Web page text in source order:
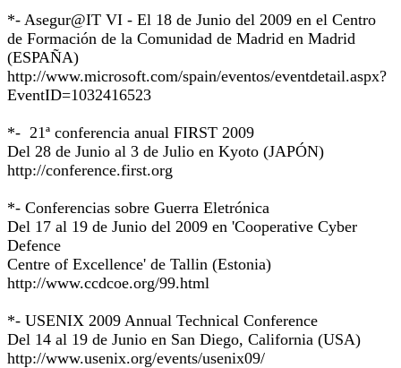
*- Asegur@IT VI - El 18 de Junio del 2009 en el Centro
de Formación de la Comunidad de Madrid en Madrid
(ESPAÑA)
http://www.microsoft.com/spain/eventos/eventdetail.aspx?
EventID=1032416523
*- 21ª conferencia anual FIRST 2009
Del 28 de Junio al 3 de Julio en Kyoto (JAPÓN)
http://conference.first.org
*- Conferencias sobre Guerra Eletrónica
Del 17 al 19 de Junio del 2009 en 'Cooperative Cyber
Defence
Centre of Excellence' de Tallin (Estonia)
http://www.ccdcoe.org/99.html
*- USENIX 2009 Annual Technical Conference
Del 14 al 19 de Junio en San Diego, California (USA)
http://www.usenix.org/events/usenix09/